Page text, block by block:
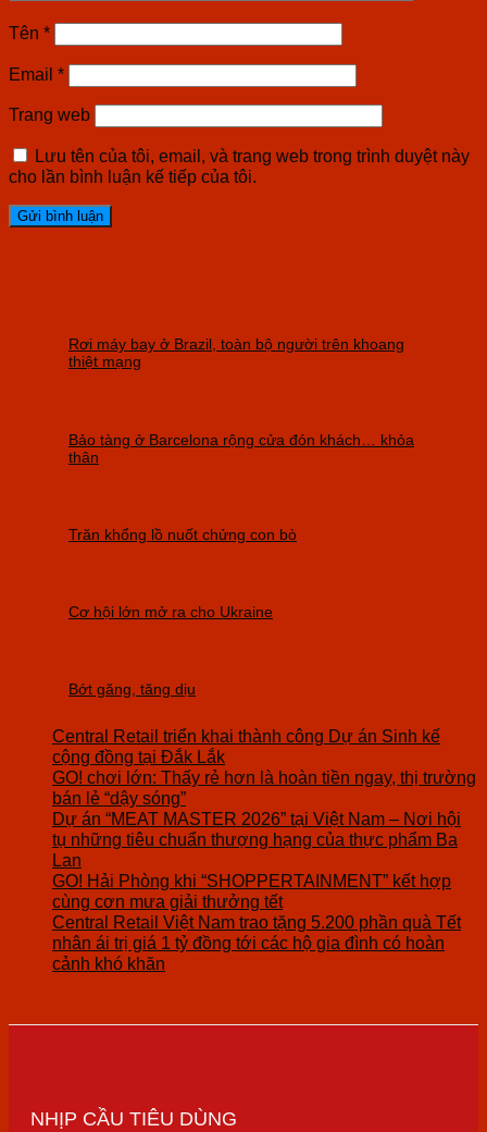
Tên *
Email *
Trang web
Lưu tên của tôi, email, và trang web trong trình duyệt này
cho lần bình luận kế tiếp của tôi.
Rơi máy bay ở Brazil, toàn bộ người trên khoang
thiệt mạng
Bảo tàng ở Barcelona rộng cửa đón khách… khỏa
thân
Trăn khổng lồ nuốt chửng con bò
Cơ hội lớn mở ra cho Ukraine
Bớt găng, tăng dịu
Central Retail triển khai thành công Dự án Sinh kế
cộng đồng tại Đắk Lắk
GO! chơi lớn: Thấy rẻ hơn là hoàn tiền ngay, thị trường
bán lẻ “dậy sóng”
Dự án “MEAT MASTER 2026” tại Việt Nam – Nơi hội
tụ những tiêu chuẩn thượng hạng của thực phẩm Ba
Lan
GO! Hải Phòng khi “SHOPPERTAINMENT” kết hợp
cùng cơn mưa giải thưởng tết
Central Retail Việt Nam trao tặng 5.200 phần quà Tết
nhân ái trị giá 1 tỷ đồng tới các hộ gia đình có hoàn
cảnh khó khăn
NHỊP CẦU TIÊU DÙNG